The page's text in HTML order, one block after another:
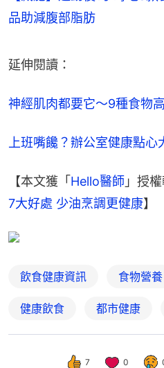
品助減腹部脂肪
延伸閱讀：
神經肌肉都要它～9種食物
上班嘴饞？辦公室健康點心
【本文獲「Hello醫師 」授
7大好處 少油烹調更健康】
飲食健康資訊 食物營養
健康飲食 都市健康
7 0